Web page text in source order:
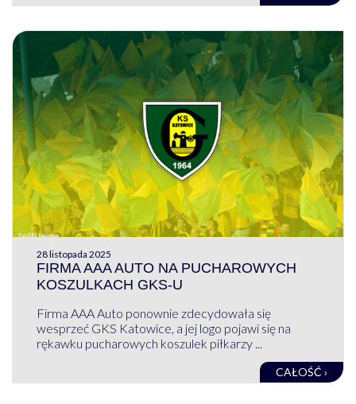
28 listopada 2025
FIRMA AAA AUTO NA PUCHAROWYCH
KOSZULKACH GKS-U
Firma AAA Auto ponownie zdecydowała się
wesprzeć GKS Katowice, a jej logo pojawi się na
rękawku pucharowych koszulek piłkarzy ...
CAŁOŚĆ ›